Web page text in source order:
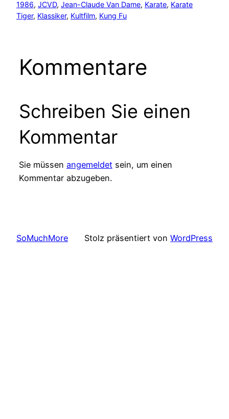
1986, JCVD, Jean-Claude Van Dame, Karate, Karate
Tiger, Klassiker, Kultfilm, Kung Fu
Kommentare
Schreiben Sie einen
Kommentar
Sie müssen angemeldetsein, um einen
Kommentar abzugeben.
SoMuchMore Stolz präsentiert von WordPress